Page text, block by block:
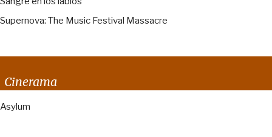
Supernova: The Music Festival Massacre
Cinerama
Asylum